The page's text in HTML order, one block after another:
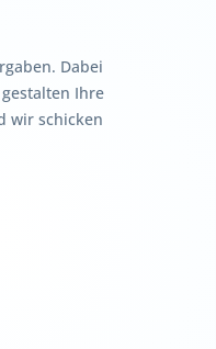
Dabei
Ihre
wir schicken